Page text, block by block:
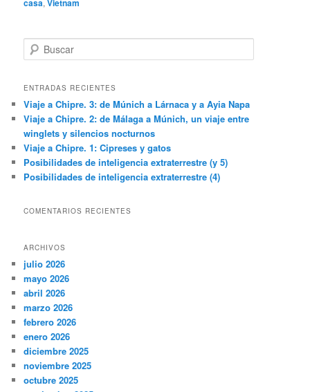
casa,Vietnam
u
c
r
ENTRADAS RECIENTES
Viaje a Chipre. 3: de Múnich a Lárnaca y a Ayia Napa
Viaje a Chipre. 2: de Málaga a Múnich, un viaje entre
winglets y silencios nocturnos
Viaje a Chipre. 1: Cipreses y gatos
Posibilidades de inteligencia extraterrestre (y 5)
Posibilidades de inteligencia extraterrestre (4)
COMENTARIOS RECIENTES
ARCHIVOS
julio 2026
mayo 2026
abril 2026
marzo 2026
febrero 2026
enero 2026
diciembre 2025
noviembre 2025
octubre 2025